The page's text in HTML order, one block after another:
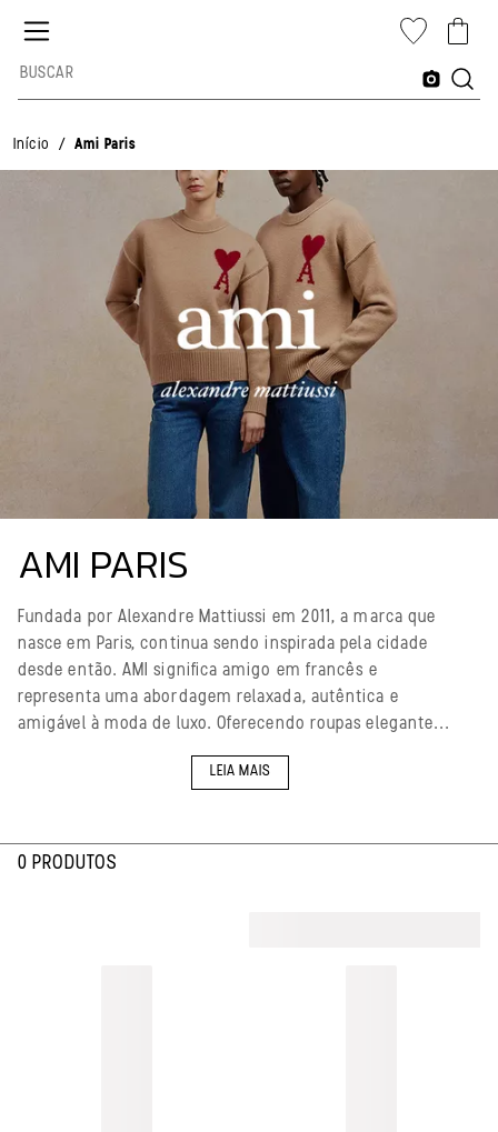
Início / Ami Paris
AMI PARIS
Fundada por Alexandre Mattiussi em 2011, a marca que
nasce em Paris, continua sendo inspirada pela cidade
desde então. AMI significa amigo em francês e
representa uma abordagem relaxada, autêntica e
amigável à moda de luxo. Oferecendo roupas elegante...
LEIA MAIS
0 PRODUTOS